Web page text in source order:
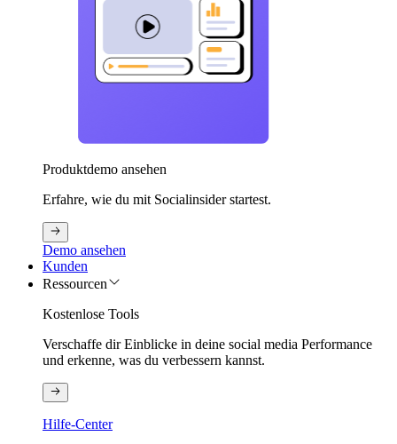
Produktdemo ansehen
Erfahre, wie du mit Socialinsider startest.
Demo ansehen
Kunden
Ressourcen
Kostenlose Tools
Verschaffe dir Einblicke in deine social media Performance
und erkenne, was du verbessern kannst.
Hilfe-Center